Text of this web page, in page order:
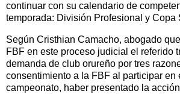
continuar con su calendario de
temporada: División Profesional y Copa
Según Cristhian Camacho, abogado
FBF en este proceso judicial el referido
demanda de club orureño por tres
consentimiento a la FBF al participar en
campeonato, haber presentado la